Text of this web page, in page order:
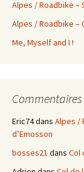
Alpes / Roadbike –
Alpes / Roadbike –
Me, Myself and I !
Eric74dans Alpes /
d’Emosson
bosses21 dans Col